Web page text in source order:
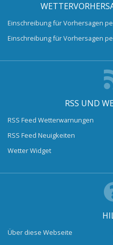
Einschreibung für Vorhersagen
Einschreibung für Vorhersagen
RSS UND
RSS Feed Wetterwarnungen
RSS Feed Neuigkeiten
Wetter Widget
Über diese Webseite